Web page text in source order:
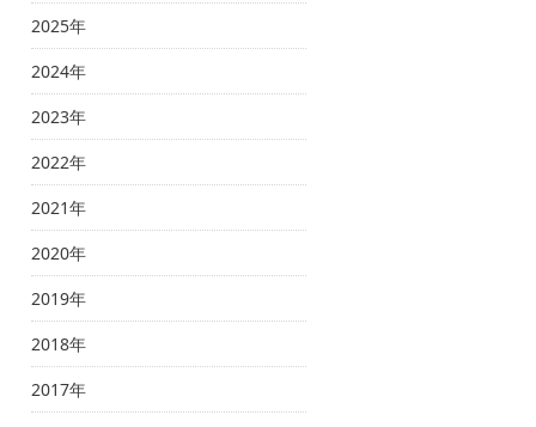
2025年
2024年
2023年
2022年
2021年
2020年
2019年
2018年
2017年